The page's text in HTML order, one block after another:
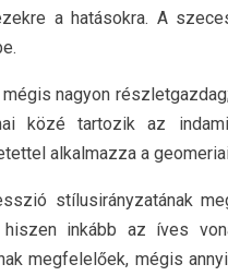
a hatásokra. A
nagyon
közé tartozik az
alkalmazza a
stílusirányzatának
inkább az íves
megfelelőek, mégis